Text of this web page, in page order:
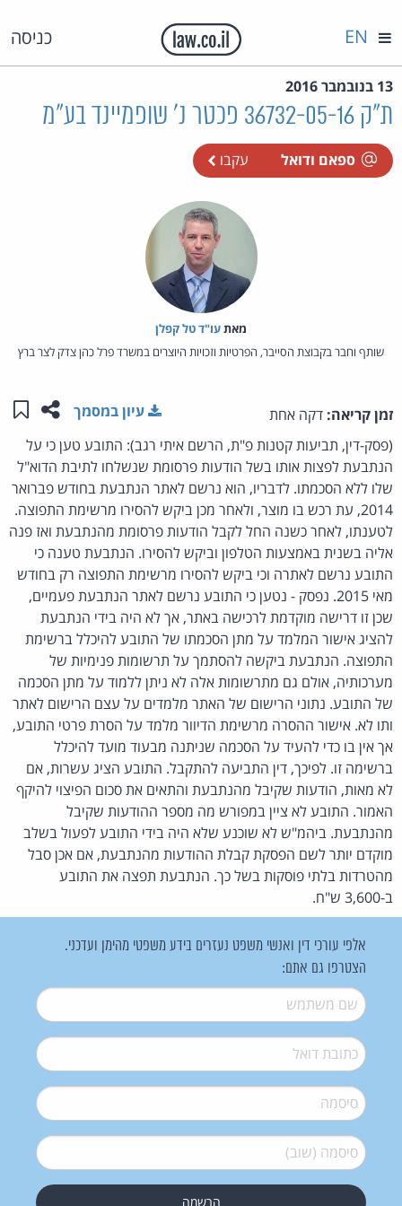
כניסה EN
13 בנובמבר 2016
ת"ק 36732-05-16 פכטר נ' שופמיינד בע"מ
ספאם ודואל עקבו
מאת‏עו"ד טל קפלן
שותף וחבר בקבוצת הסייבר, הפרטיות וזכויות היוצרים במשרד פרל כהן צדק לצר ברץ
זמן קריאה: דקה אחת שתפו
עיון במסמך
(פסק-דין, תביעות קטנות פ"ת, הרשם איתי רגב): התובע טען כי על
הנתבעת לפצות אותו בשל הודעות פרסומת שנשלחו לתיבת הדוא"ל
שלו ללא הסכמתו. לדבריו, הוא נרשם לאתר הנתבעת בחודש פברואר
2014, עת רכש בו מוצר, ולאחר מכן ביקש להסירו מרשימת התפוצה.
לטענתו, לאחר כשנה החל לקבל הודעות פרסומת מהנתבעת ואז פנה
אליה בשנית באמצעות הטלפון וביקש להסירו. הנתבעת טענה כי
התובע נרשם לאתרה וכי ביקש להסירו מרשימת התפוצה רק בחודש
מאי 2015. נפסק - נטען כי התובע נרשם לאתר הנתבעת פעמיים,
שכן זו דרישה מוקדמת לרכישה באתר, אך לא היה בידי הנתבעת
להציג אישור המלמד על מתן הסכמתו של התובע להיכלל ברשימת
התפוצה. הנתבעת ביקשה להסתמך על תרשומות פנימיות של
מערכותיה, אולם גם מתרשומות אלה לא ניתן ללמוד על מתן הסכמה
של התובע. נתוני הרישום של האתר מלמדים על עצם הרישום לאתר
ותו לא. אישור ההסרה מרשימת הדיוור מלמד על הסרת פרטי התובע,
אך אין בו כדי להעיד על הסכמה שניתנה מבעוד מועד להיכלל
ברשימה זו. לפיכך, דין התביעה להתקבל. התובע הציג עשרות, אם
לא מאות, הודעות שקיבל מהנתבעת והתאים את סכום הפיצוי להיקף
האמור. התובע לא ציין במפורש מה מספר ההודעות שקיבל
מהנתבעת. ביהמ"ש לא שוכנע שלא היה בידי התובע לפעול בשלב
מוקדם יותר לשם הפסקת קבלת ההודעות מהנתבעת, אם אכן סבל
מהטרדות בלתי פוסקות בשל כך. הנתבעת תפצה את התובע
ב-3,600 ש"ח.
אלפי עורכי דין ואנשי משפט נעזרים בידע משפטי מהימן ועדכני.
הצטרפו גם אתם:
שם משתמש*
דואל*
סיסמה*
סיסמה (שוב)*